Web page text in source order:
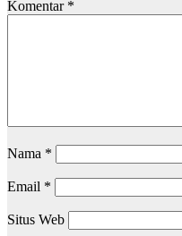
Komentar *
Nama *
Email *
Situs Web